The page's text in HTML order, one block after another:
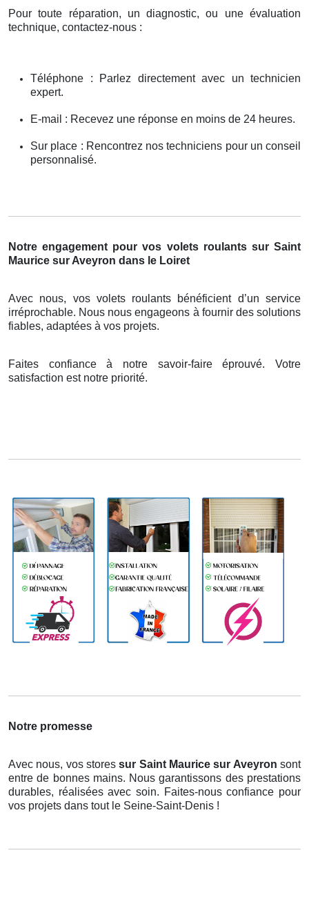
Pour toute réparation, un diagnostic, ou une évaluation
technique, contactez-nous :
Téléphone : Parlez directement avec un technicien
expert.
E-mail : Recevez une réponse en moins de 24 heures.
Sur place : Rencontrez nos techniciens pour un conseil
personnalisé.
Notre engagement pour vos volets roulants sur Saint
Maurice sur Aveyron dans le Loiret
Avec nous, vos volets roulants bénéficient d’un service
irréprochable. Nous nous engageons à fournir des solutions
fiables, adaptées à vos projets.
Faites confiance à notre savoir-faire éprouvé. Votre
satisfaction est notre priorité.
Notre promesse
Avec nous, vos storessur Saint Maurice sur Aveyronsont
entre de bonnes mains. Nous garantissons des prestations
durables, réalisées avec soin. Faites-nous confiance pour
vos projets dans tout le Seine-Saint-Denis !